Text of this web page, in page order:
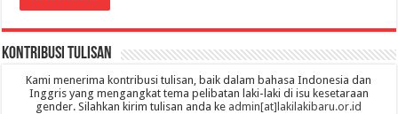
Kontribusi Tulisan
Kami menerima kontribusi tulisan, baik dalam bahasa Indonesia dan
Inggris yang mengangkat tema pelibatan laki-laki di isu kesetaraan
gender. Silahkan kirim tulisan anda ke admin[at]lakilakibaru.or.id